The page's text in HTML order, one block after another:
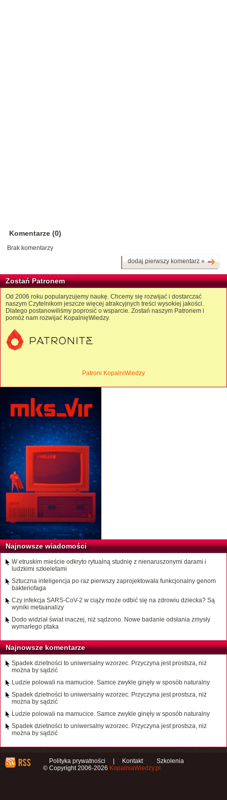
Komentarze (0)
Brak komentarzy
dodaj pierwszy komentarz »
Zostań Patronem
Od 2006 roku popularyzujemy naukę. Chcemy się rozwijać i dostarczać
naszym Czytelnikom jeszcze więcej atrakcyjnych treści wysokiej jakości.
Dlatego postanowiliśmy poprosić o wsparcie. Zostań naszym Patronem i
pomóż nam rozwijać KopalnięWiedzy.
Patroni KopalniWiedzy
Najnowsze wiadomości
W etruskim mieście odkryto rytualną studnię z nienaruszonymi darami i
ludzkimi szkieletami
Sztuczna inteligencja po raz pierwszy zaprojektowała funkcjonalny genom
bakteriofaga
Czy infekcja SARS-CoV-2 w ciąży może odbić się na zdrowiu dziecka? Są
wyniki metaanalizy
Dodo widział świat inaczej, niż sądzono. Nowe badanie odsłania zmysły
wymarłego ptaka
Najnowsze komentarze
Spadek dzietności to uniwersalny wzorzec. Przyczyna jest prostsza, niż
można by sądzić
Ludzie polowali na mamucice. Samce zwykle ginęły w sposób naturalny
Spadek dzietności to uniwersalny wzorzec. Przyczyna jest prostsza, niż
można by sądzić
Ludzie polowali na mamucice. Samce zwykle ginęły w sposób naturalny
Spadek dzietności to uniwersalny wzorzec. Przyczyna jest prostsza, niż
można by sądzić
Polityka prywatności Kontakt
Szkolenia
© Copyright 2006-2026 KopalniaWiedzy.pl